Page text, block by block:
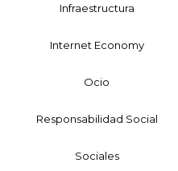
Infraestructura
Internet Economy
Ocio
Responsabilidad Social
Sociales